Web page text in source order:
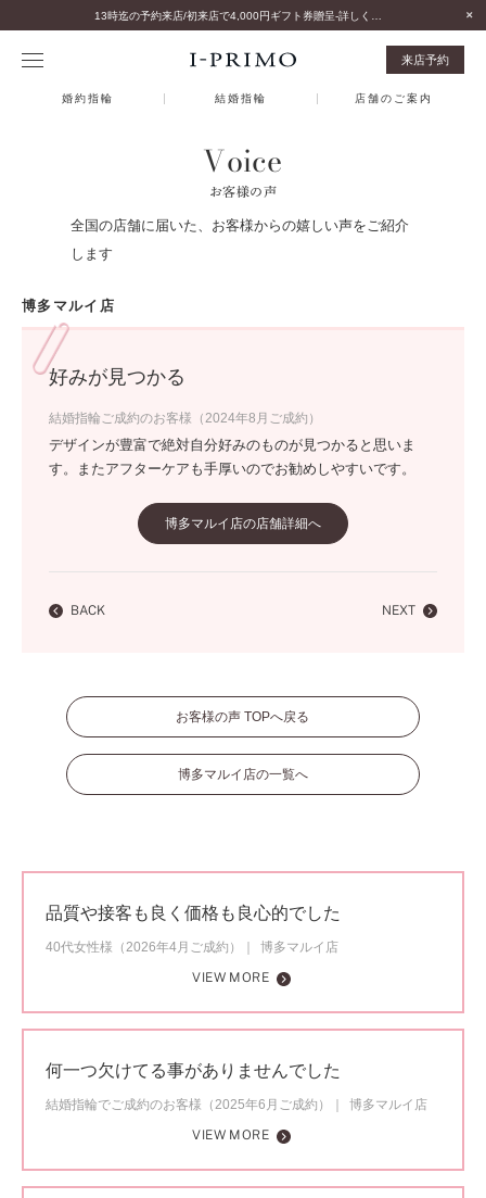
来店予約
婚約指輪 結婚指輪 店舗のご案内
Voice
お客様の声
全国の店舗に届いた、お客様からの嬉しい声をご紹介
します
博多マルイ店
好みが見つかる
結婚指輪ご成約のお客様（2024年8月ご成約）
デザインが豊富で絶対自分好みのものが見つかると思いま
す。またアフターケアも手厚いのでお勧めしやすいです。
博多マルイ店の店舗詳細へ
BACK NEXT
お客様の声 TOPへ戻る
博多マルイ店の一覧へ
品質や接客も良く価格も良心的でした
40代女性様（2026年4月ご成約）
博多マルイ店
VIEW MORE
何一つ欠けてる事がありませんでした
結婚指輪でご成約のお客様（2025年6月ご成約）
博多マルイ店
VIEW MORE